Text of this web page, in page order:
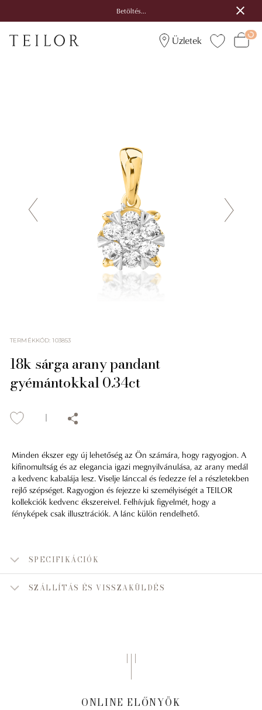
Betöltés...
Üzletek
TERMÉKKÓD:103853
18k sárga arany pandant
gyémántokkal 0.34ct
Minden ékszer egy új lehetőség az Ön számára, hogy ragyogjon. A
kifinomultság és az elegancia igazi megnyilvánulása, az arany medál
a kedvenc kabalája lesz. Viselje lánccal és fedezze fel a részletekben
rejlő szépséget. Ragyogjon és fejezze ki személyiségét a TEILOR
kollekciók kedvenc ékszereivel. Felhívjuk figyelmét, hogy a
fényképek csak illusztrációk. A lánc külön rendelhető.
SPECIFIKÁCIÓK
SZÁLLÍTÁS ÉS VISSZAKÜLDÉS
ONLINE ELŐNYÖK